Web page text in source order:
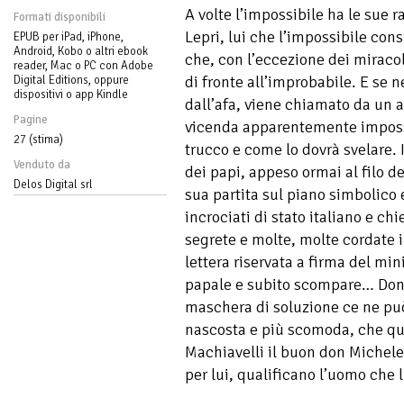
Formati disponibili
EPUB per iPad, iPhone,
Android, Kobo o altri ebook
reader, Mac o PC con Adobe
Digital Editions, oppure
dispositivi o app Kindle
Pagine
27 (stima)
Venduto da
Delos Digital srl
A volte l’impossibile ha le sue
Lepri, lui che l’impossibile
che, con l’eccezione dei
di fronte all’improbabile. E se
dall’afa, viene chiamato da un
vicenda apparentemente
trucco e come lo dovrà
dei papi, appeso ormai al filo
sua partita sul piano
incrociati di stato italiano e
segrete e molte, molte
lettera riservata a firma del
papale e subito scompare…
maschera di soluzione ce ne
nascosta e più scomoda, che
Machiavelli il buon don
per lui, qualificano l’uomo che